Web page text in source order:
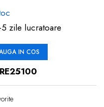
5 zile lucratoare
IN COS